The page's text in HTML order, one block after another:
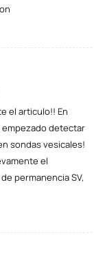
el articulo!! En
detectar
sondas vesicales!
el
permanencia SV,